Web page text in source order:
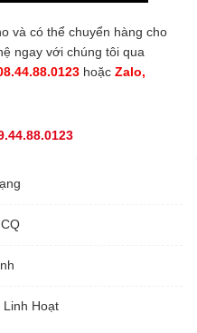
và có thể chuyển hàng cho
ngay với chúng tôi qua
hoặc Zalo,
Hoạt